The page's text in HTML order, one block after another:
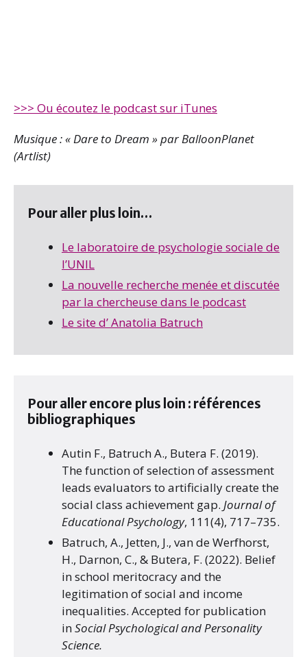
>>> Ou écoutez le podcast sur iTunes
Musique :«Dare to Dream » par BalloonPlanet
(Artlist)
Pour aller plus loin…
Le laboratoire de psychologie sociale de
l’UNIL
La nouvelle recherche menée et discutée
par la chercheuse dans le podcast
Le site d’ Anatolia Batruch
Pour aller encore plus loin : références
bibliographiques
Autin F., Batruch A., Butera F. (2019).
The function of selection of assessment
leads evaluators to artificially create the
social class achievement gap. Journal of
Educational Psychology, 111(4), 717–735.
Batruch, A., Jetten, J., van de Werfhorst,
H., Darnon, C., & Butera, F. (2022). Belief
in school meritocracy and the
legitimation of social and income
inequalities. Accepted for publication
inSocial Psychological and Personality
Science.